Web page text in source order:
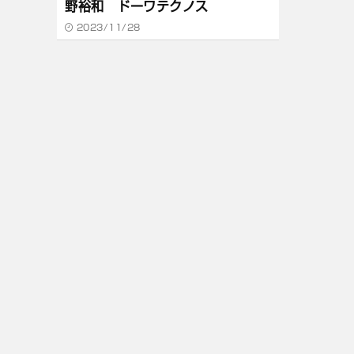
野裕和 ドーワテクノス
2023/11/28